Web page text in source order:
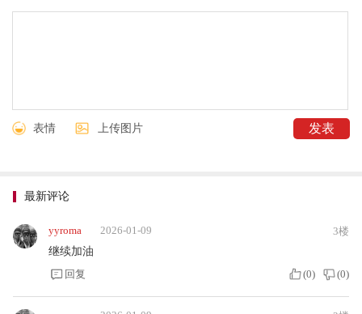
表情 上传图片
最新评论
yyroma 2026-01-09
3楼
继续加油
回复
(0) (0)